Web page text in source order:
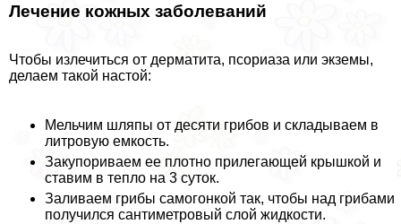
Лечение кожных заболеваний
Чтобы излечиться от дерматита, псориаза или экземы,
делаем такой настой:
Мельчим шляпы от десяти грибов и складываем в
литровую емкость.
Закупориваем ее плотно прилегающей крышкой и
ставим в тепло на 3 суток.
Заливаем грибы самогонкой так, чтобы над грибами
получился сантиметровый слой жидкости.